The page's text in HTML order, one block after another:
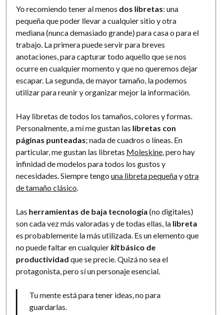
Yo recomiendo tener al menos dos libretas: una
pequeña que poder llevar a cualquier sitio y otra
mediana (nunca demasiado grande) para casa o para el
trabajo. La primera puede servir para breves
anotaciones, para capturar todo aquello que se nos
ocurre en cualquier momento y que no queremos dejar
escapar. La segunda, de mayor tamaño, la podemos
utilizar para reunir y organizar mejor la información.
Hay libretas de todos los tamaños, colores y formas.
Personalmente, a mí me gustan las libretas con
páginas punteadas; nada de cuadros o líneas. En
particular, me gustan las libretas Moleskine , pero hay
infinidad de modelos para todos los gustos y
necesidades. Siempre tengouna libreta pequeñayotra
de tamaño clásico
Las herramientas de baja tecnología (no digitales)
son cada vez más valoradas y de todas ellas, la libreta
es probablemente la más utilizada. Es un elemento que
no puede faltar en cualquier kitbásico de
productividad que se precie. Quizá no sea el
protagonista, pero sí un personaje esencial.
Tu mente está para tener ideas, no para
guardarlas.